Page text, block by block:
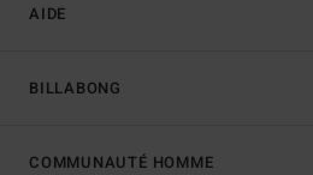
AIDE
BILLABONG
COMMUNAUTÉ HOMME